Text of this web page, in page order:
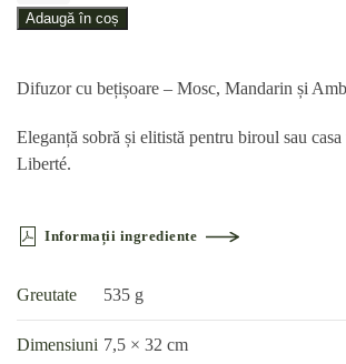
cu
Mosc,
Adaugă în coș
Difuzor cu bețișoare – Mosc, Mandarin și
Eleganță sobră și elitistă pentru biroul sau casa
Liberté.
Informații ingrediente
Greutate 535 g
Dimensiuni 7,5 × 32 cm